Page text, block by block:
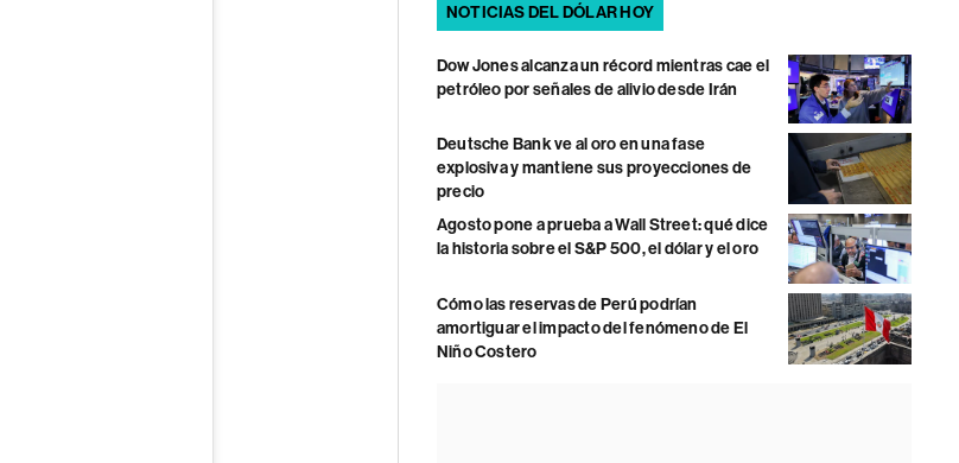
NOTICIAS DEL DÓLAR HOY
Dow Jones alcanza un récord mientras cae el
petróleo por señales de alivio desde Irán
Deutsche Bank ve al oro en una fase
explosiva y mantiene sus proyecciones de
precio
Agosto pone a prueba a Wall Street: qué dice
la historia sobre el S&P 500, el dólar y el oro
Cómo las reservas de Perú podrían
amortiguar el impacto del fenómeno de El
Niño Costero